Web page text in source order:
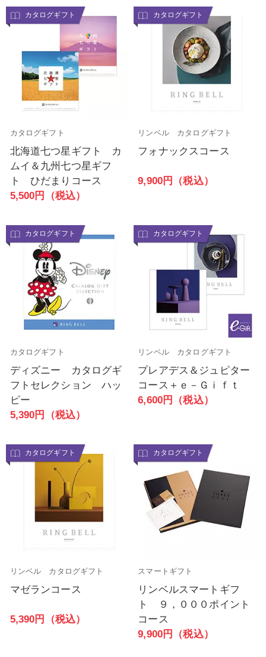
カタログギフト
カタログギフト
北海道七つ星ギフト カ
ムイ＆九州七つ星ギフ
ト ひだまりコース
5,500円（税込）
カタログギフト
リンベル カタログギフト
フォナックスコース
9,900円（税込）
カタログギフト
カタログギフト
ディズニー カタログギ
フトセレクション ハッ
ピー
5,390円（税込）
カタログギフト
リンベル カタログギフト
プレアデス＆ジュピター
コース＋ｅ－Ｇｉｆｔ
6,600円（税込）
カタログギフト
リンベル カタログギフト
マゼランコース
5,390円（税込）
カタログギフト
スマートギフト
リンベルスマートギフ
ト ９，０００ポイント
コース
9,900円（税込）